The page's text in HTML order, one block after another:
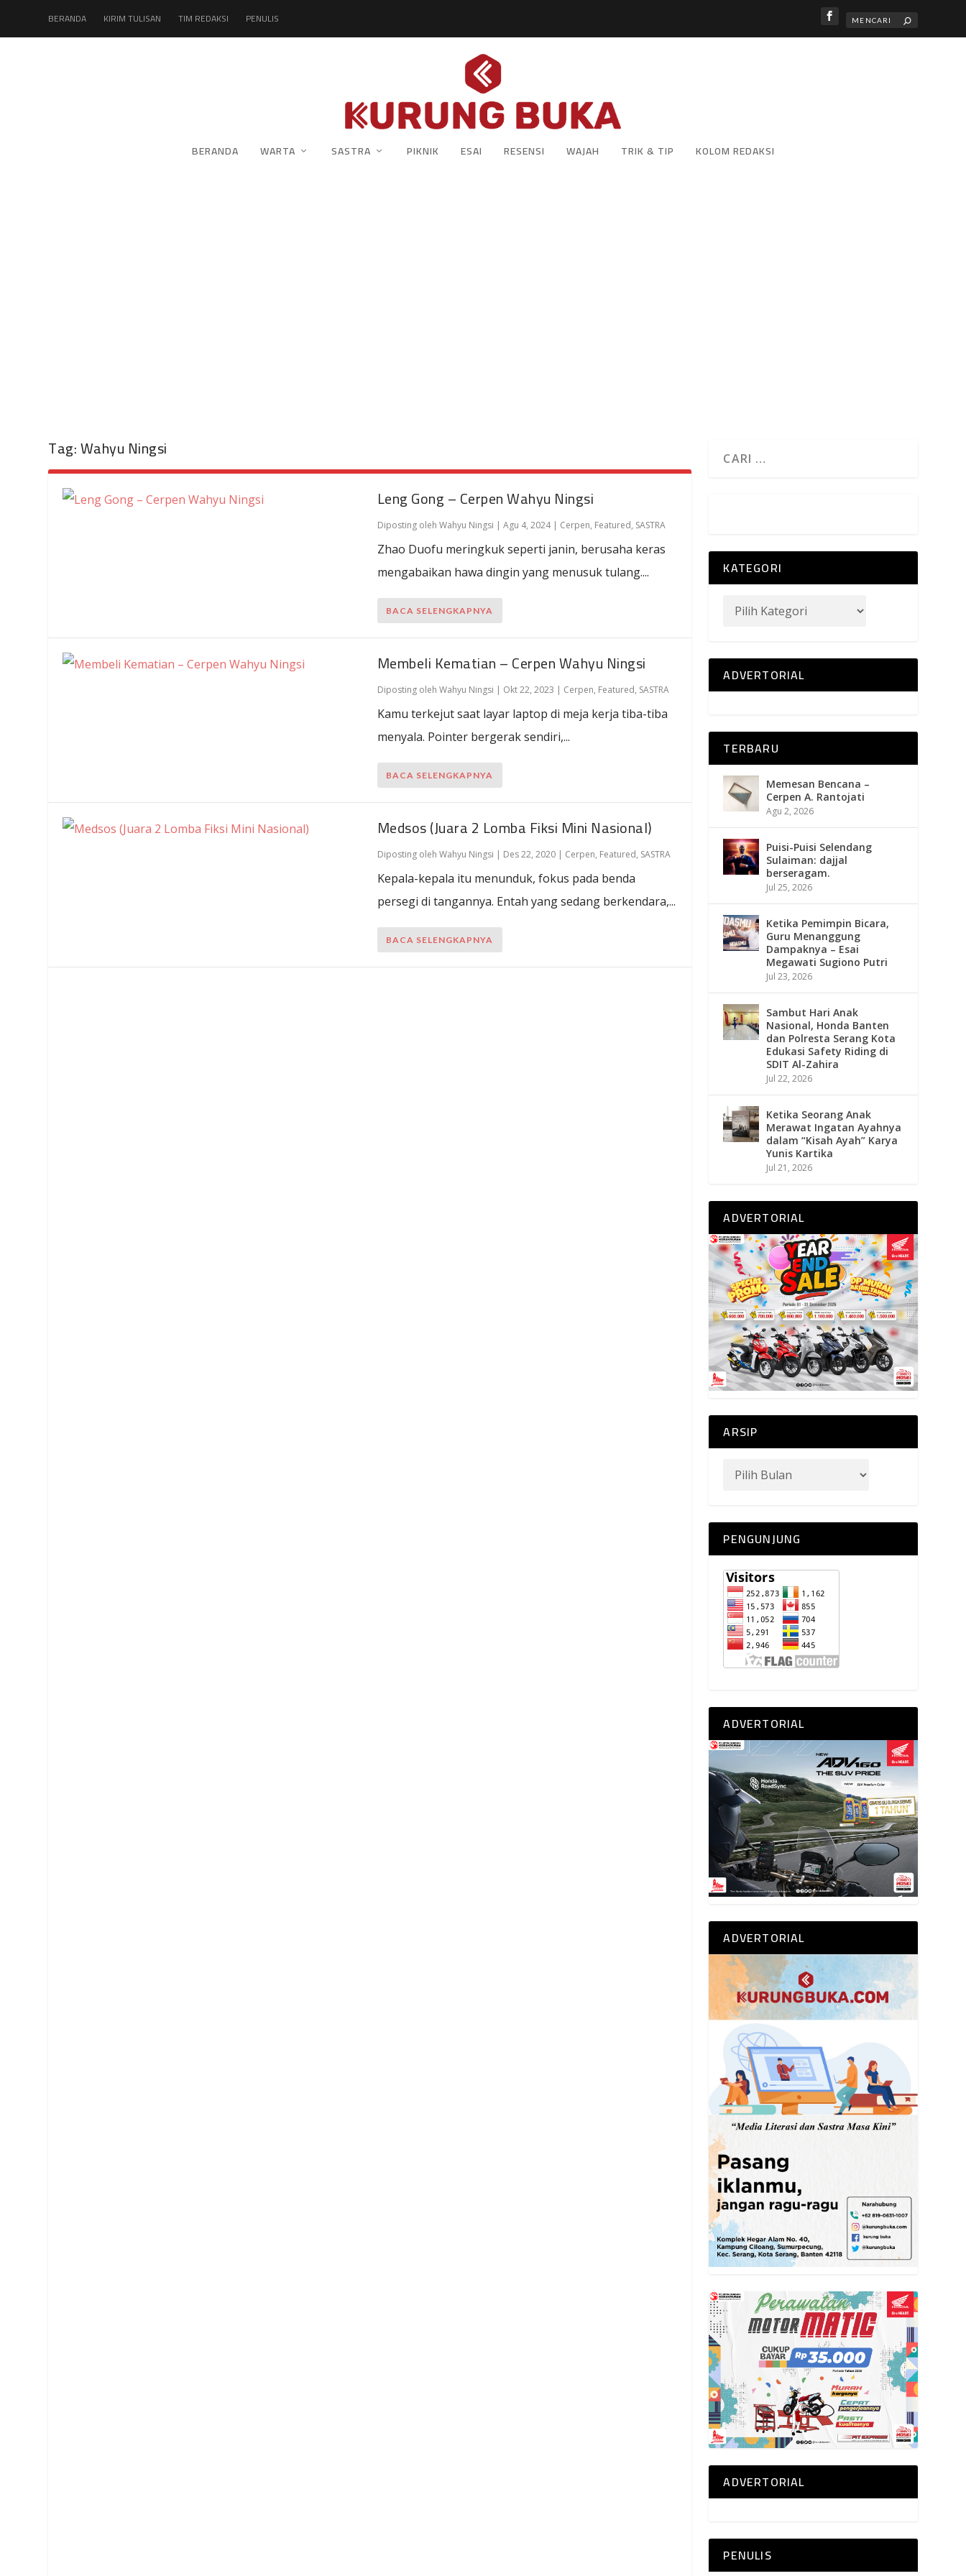
BERANDA KIRIM TULISAN TIM REDAKSI PENULIS
BERANDA WARTA SASTRA PIKNIK ESAI RESENSI WAJAH TRIK & TIP KOLOM REDAKSI
Tag:Wahyu Ningsi
Leng Gong – Cerpen Wahyu Ningsi
Diposting oleh Wahyu Ningsi | Agu 4, 2024| Cerpen, Featured, SASTRA
Zhao Duofu meringkuk seperti janin, berusaha keras
mengabaikan hawa dingin yang menusuk tulang....
BACA SELENGKAPNYA
Membeli Kematian – Cerpen Wahyu Ningsi
Diposting oleh Wahyu Ningsi | Okt 22, 2023 | Cerpen, Featured, SASTRA
Kamu terkejut saat layar laptop di meja kerja tiba-tiba
menyala. Pointer bergerak sendiri,...
BACA SELENGKAPNYA
Medsos (Juara 2 Lomba Fiksi Mini Nasional)
Diposting oleh Wahyu Ningsi | Des 22, 2020| Cerpen, Featured, SASTRA
Kepala-kepala itu menunduk, fokus pada benda
persegi di tangannya. Entah yang sedang berkendara,...
BACA SELENGKAPNYA
KATEGORI
ADVERTORIAL
TERBARU
Memesan Bencana –
Cerpen A. Rantojati
Agu 2, 2026
Puisi-Puisi Selendang
Sulaiman: dajjal
berseragam.
Jul 25, 2026
Ketika Pemimpin Bicara,
Guru Menanggung
Dampaknya – Esai
Megawati Sugiono Putri
Jul 23, 2026
Sambut Hari Anak
Nasional, Honda Banten
dan Polresta Serang Kota
Edukasi Safety Riding di
SDIT Al-Zahira
Jul 22, 2026
Ketika Seorang Anak
Merawat Ingatan Ayahnya
dalam “Kisah Ayah” Karya
Yunis Kartika
Jul 21, 2026
ADVERTORIAL
ARSIP
PENGUNJUNG
ADVERTORIAL
ADVERTORIAL
ADVERTORIAL
PENULIS